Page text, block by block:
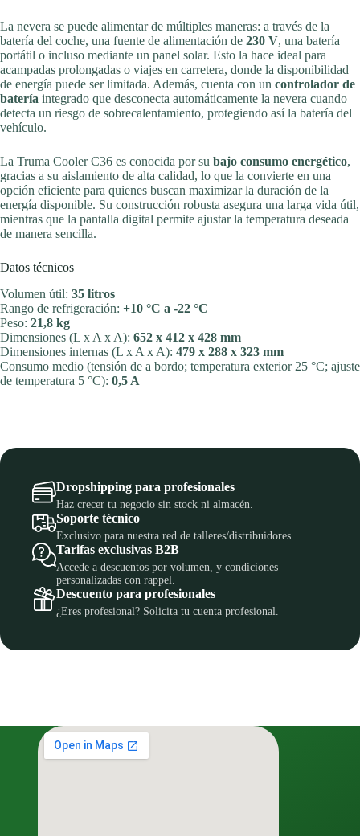
La nevera se puede alimentar de múltiples maneras: a través de la
batería del coche, una fuente de alimentación de 230 V, una batería
portátil o incluso mediante un panel solar. Esto la hace ideal para
acampadas prolongadas o viajes en carretera, donde la disponibilidad
de energía puede ser limitada. Además, cuenta con un controlador de
batería integrado que desconecta automáticamente la nevera cuando
detecta un riesgo de sobrecalentamiento, protegiendo así la batería del
vehículo.
La Truma Cooler C36 es conocida por su bajo consumo energético,
gracias a su aislamiento de alta calidad, lo que la convierte en una
opción eficiente para quienes buscan maximizar la duración de la
energía disponible. Su construcción robusta asegura una larga vida útil,
mientras que la pantalla digital permite ajustar la temperatura deseada
de manera sencilla.
Datos técnicos
Volumen útil: 35 litros
Rango de refrigeración: +10 °C a -22 °C
Peso: 21,8 kg
Dimensiones (L x A x A): 652 x 412 x 428 mm
Dimensiones internas (L x A x A): 479 x 288 x 323 mm
Consumo medio (tensión de a bordo; temperatura exterior 25 °C; ajuste
de temperatura 5 °C): 0,5 A
Dropshipping para profesionales
Haz crecer tu negocio sin stock ni almacén.
Soporte técnico
Exclusivo para nuestra red de talleres/distribuidores.
Tarifas exclusivas B2B
Accede a descuentos por volumen, y condiciones
personalizadas con rappel.
Descuento para profesionales
¿Eres profesional? Solicita tu cuenta profesional.